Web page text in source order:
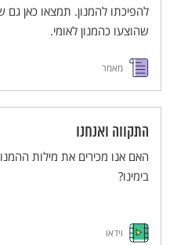
להפיכתו להמנון. תמצאו כאן גם
שהוצעו כהמנון לאומי.
מאמר
התקווה ואנחנו
האם אנו מכירים את מילות
בימינו?
וידאו